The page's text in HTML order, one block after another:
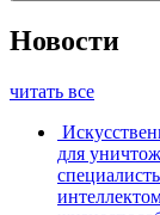
Новости
читать все
для